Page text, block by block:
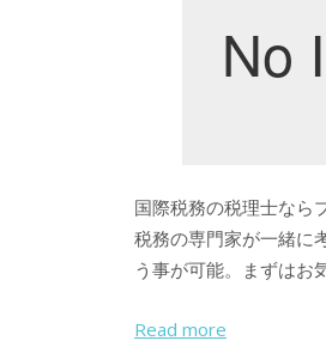
国際税務の税理士なら
税務の専門家が一緒に
う事が可能。まずはお
Read more